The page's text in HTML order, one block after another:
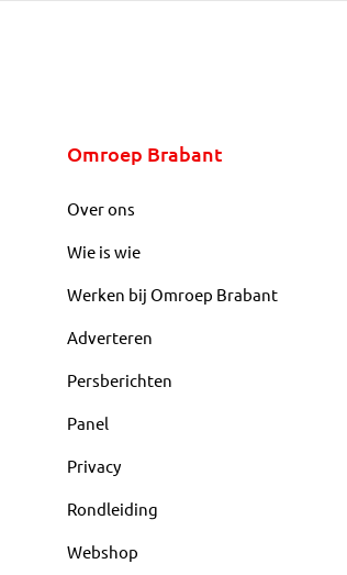
Omroep Brabant
Over ons
Wie is wie
Werken bij Omroep Brabant
Adverteren
Persberichten
Panel
Privacy
Rondleiding
Webshop